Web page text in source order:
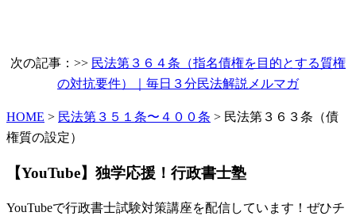
次の記事：>> 民法第３６４条（指名債権を目的とする質権
の対抗要件）｜毎日３分民法解説メルマガ
HOME > 民法第３５１条〜４００条 > 民法第３６３条（債
権質の設定）
【YouTube】独学応援！行政書士塾
YouTubeで行政書士試験対策講座を配信しています！ぜひチ